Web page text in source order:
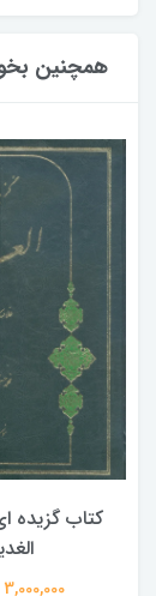
همچنین
کتاب گزیده
3,000,000 تومان